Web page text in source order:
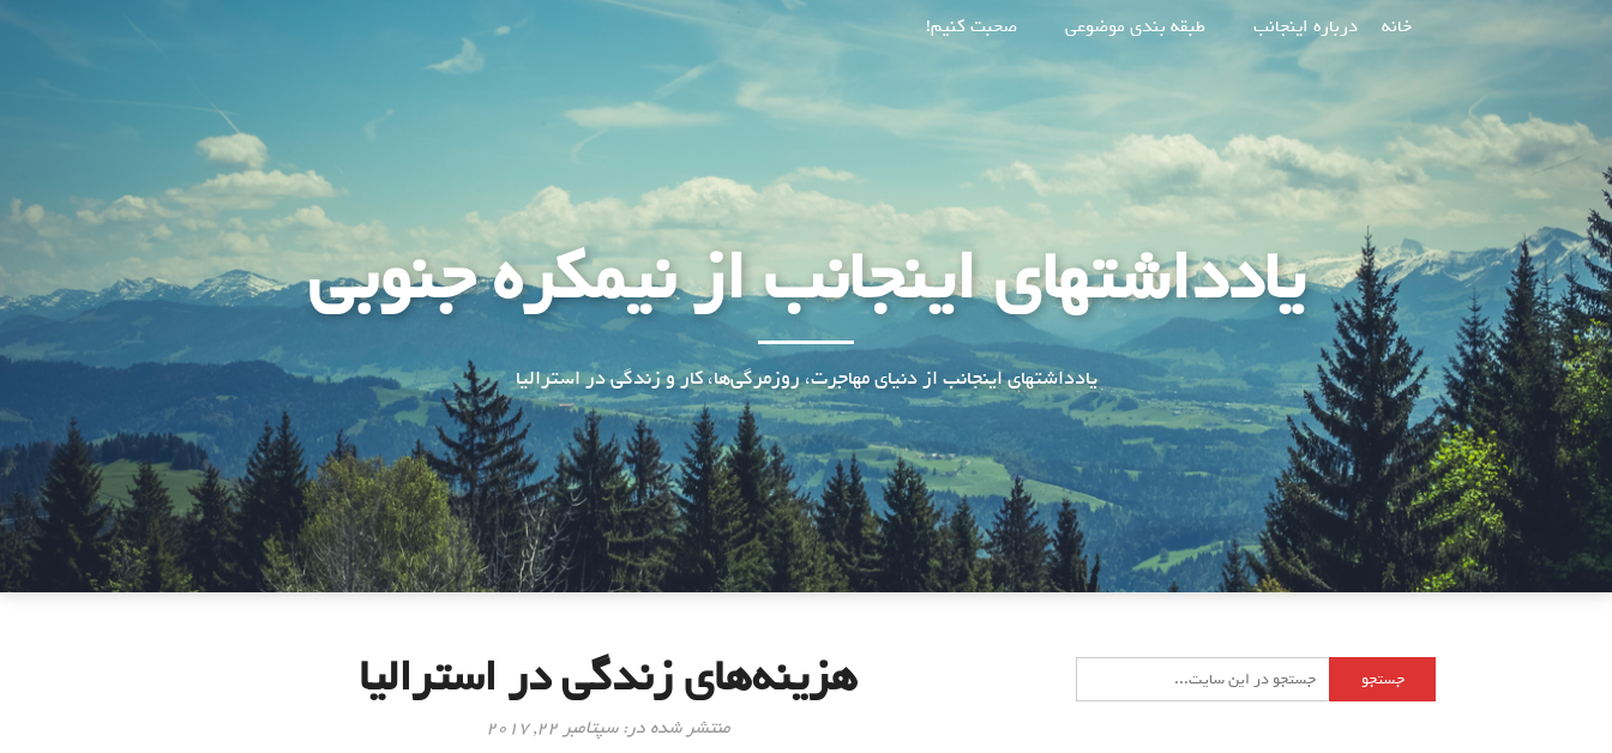
پرش
به
خانه درباره اینجانب طبقه بندی موضوعی صحبت کنیم!
یادداشتهای اینجانب از نیمکره جنوبی
یادداشتهای اینجانب از دنیای مهاجرت، روزمرگی‌ها، کار و زندگی در استرالیا
هزینه‌های زندگی در استرالیا
منتشر شده در: سپتامبر 22, 2017